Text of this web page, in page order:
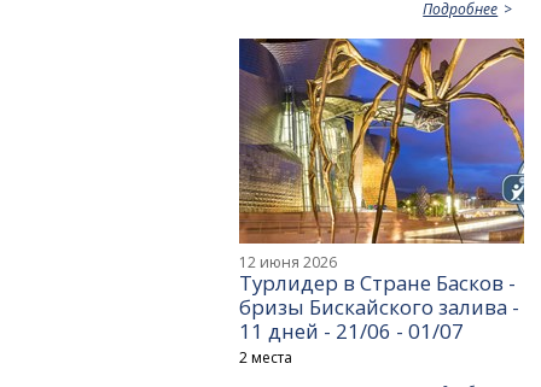
Подробнее
12 июня 2026
Турлидер в Стране Басков -
бризы Бискайского залива -
11 дней - 21/06 - 01/07
2 места